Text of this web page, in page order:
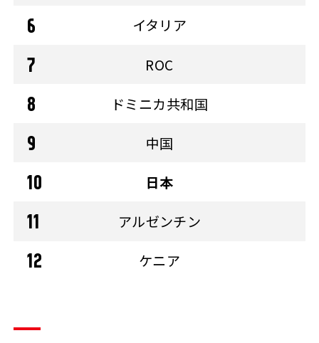
イタリア
ROC
ドミニカ共和国
中国
日本
アルゼンチン
ケニア